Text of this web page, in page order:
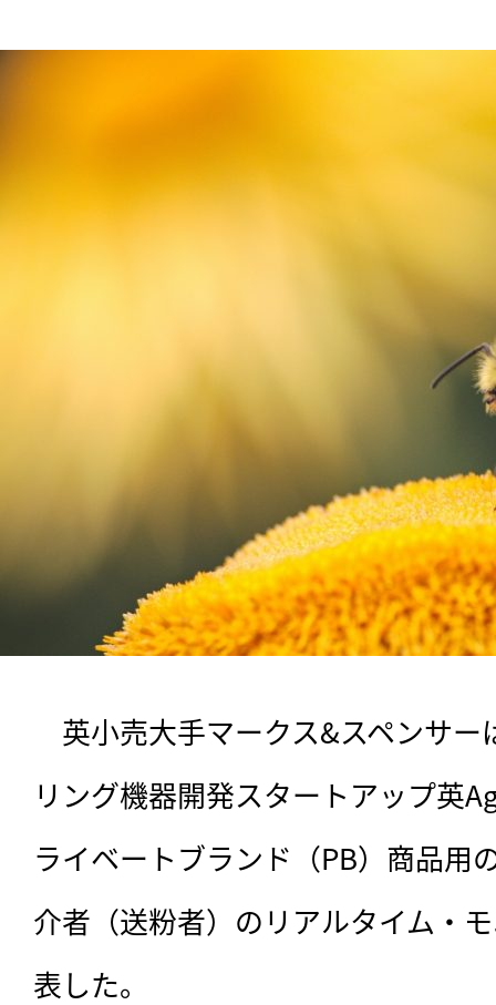
英小売大手マークス&スペンサー
リング機器開発スタートアップ英
ライベートブランド（PB）商品用
介者（送粉者）のリアルタイム・
表した。